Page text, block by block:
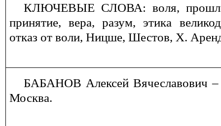
КЛЮЧЕВЫЕ СЛОВА: воля,
принятие, вера, разум, этика
отказ от воли, Ницше, Шестов, Х.
БАБАНОВ Алексей Вячеславович
Москва.